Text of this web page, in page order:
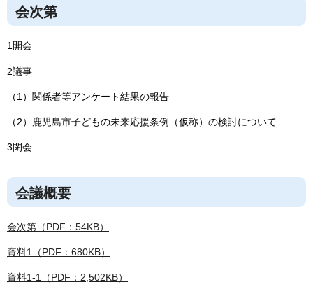
会次第
1開会
2議事
（1）関係者等アンケート結果の報告
（2）鹿児島市子どもの未来応援条例（仮称）の検討について
3閉会
会議概要
会次第（PDF：54KB）
資料1（PDF：680KB）
資料1-1（PDF：2,502KB）